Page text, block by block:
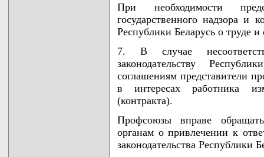
При необходимости
государственного надзора и
Республики Беларусь о труде и
7. В случае
законодательству
соглашениям представители
в интересах работника
(контракта).
Профсоюзы вправе
органам о привлечении к
законодательства Республики